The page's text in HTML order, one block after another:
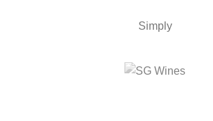
Simply